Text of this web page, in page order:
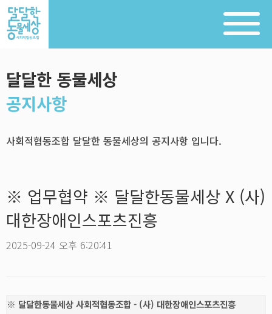
달달한 동물세상
공지사항
사회적협동조합 달달한 동물세상의 공지사항 입니다.
※ 업무협약 ※ 달달한동물세상 X (사)
대한장애인스포츠진흥
2025-09-24 오후 6:20:41
※ 달달한동물세상 사회적협동조합 - (사) 대한장애인스포츠진흥